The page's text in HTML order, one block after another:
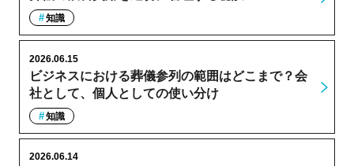
知識
ビジネスにおける葬儀参列の範囲はどこまで？会
社として、個人としての使い分け
2026.06.15
知識
2026.06.14